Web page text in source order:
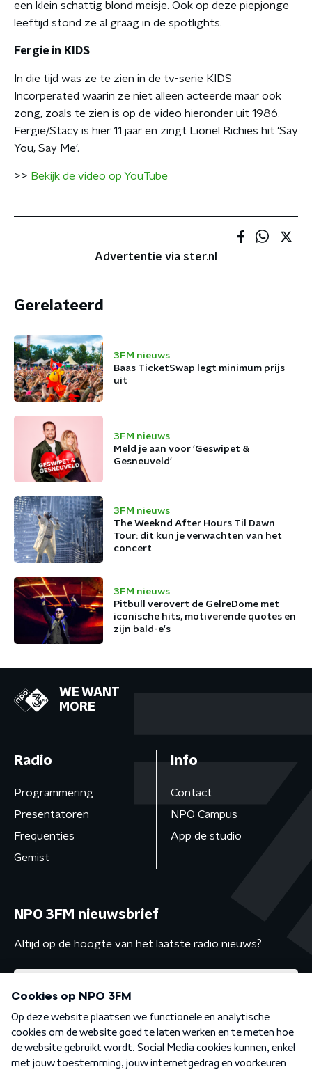
een klein schattig blond meisje. Ook op deze piepjonge
leeftijd stond ze al graag in de spotlights.
Fergie in KIDS
In die tijd was ze te zien in de tv-serie KIDS
Incorperated waarin ze niet alleen acteerde maar ook
zong, zoals te zien is op de video hieronder uit 1986.
Fergie/Stacy is hier 11 jaar en zingt Lionel Richies hit 'Say
You, Say Me'.
>> Bekijk de video op YouTube
Advertentie via ster.nl
Gerelateerd
3FM nieuws
Baas TicketSwap legt minimum prijs
uit
3FM nieuws
Meld je aan voor 'Geswipet &
Gesneuveld'
3FM nieuws
The Weeknd After Hours Til Dawn
Tour: dit kun je verwachten van het
concert
3FM nieuws
Pitbull verovert de GelreDome met
iconische hits, motiverende quotes en
zijn bald-e's
WE WANT
MORE
Radio
Programmering
Presentatoren
Frequenties
Gemist
Info
Contact
NPO Campus
App de studio
NPO 3FM nieuwsbrief
Altijd op de hoogte van het laatste radio nieuws?
Algemene voorwaarden Privacybeleid